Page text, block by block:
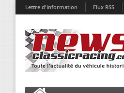
Lettre d'information Flux RSS